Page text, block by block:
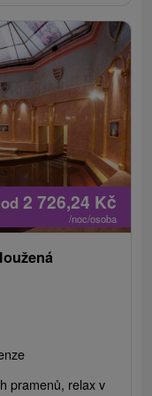
od 2 726,24 Kč
/noc/osoba
pramenů, relax v